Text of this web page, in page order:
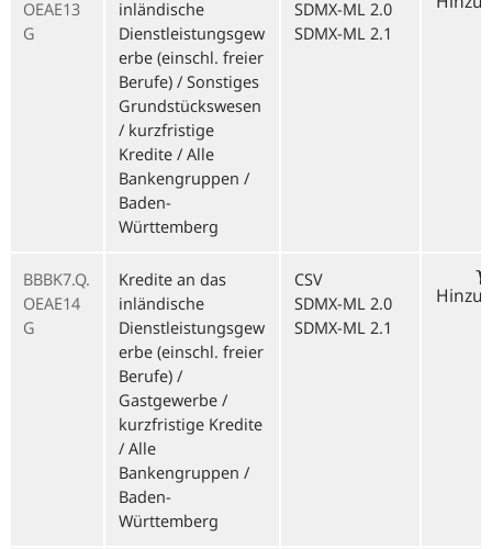
OEAE13
G
inländische
Dienstleistungsgew
erbe (einschl. freier
Berufe) / Sonstiges
Grundstückswesen
/ kurzfristige
Kredite / Alle
Bankengruppen /
Baden-
Württemberg
SDMX-ML 2.0
SDMX-ML 2.1
BBBK7.Q.
OEAE14
G
Kredite an das
inländische
Dienstleistungsgew
erbe (einschl. freier
Berufe) /
Gastgewerbe /
kurzfristige Kredite
/ Alle
Bankengruppen /
Baden-
Württemberg
CSV
SDMX-ML 2.0
SDMX-ML 2.1